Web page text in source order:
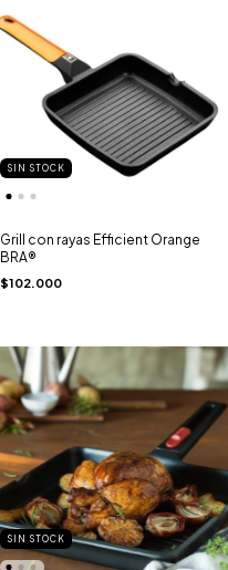
SIN STOCK
Grill con rayas Efficient Orange
BRA®
$102.000
SIN STOCK